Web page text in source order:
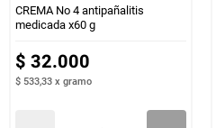
CREMA No 4 antipañalitis
medicada x60 g
$ 32.000
$ 533,33 x gramo